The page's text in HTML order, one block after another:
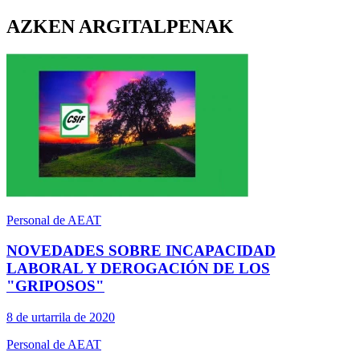
AZKEN ARGITALPENAK
Personal de AEAT
NOVEDADES SOBRE INCAPACIDAD
LABORAL Y DEROGACIÓN DE LOS
"GRIPOSOS"
8 de urtarrila de 2020
Personal de AEAT